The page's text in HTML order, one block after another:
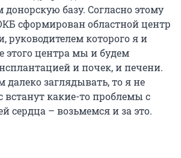
донорскую базу. Согласно этому
сформирован областной центр
руководителем которого я и
этого центра мы и будем
и почек, и печени.
далеко заглядывать, то я не
встанут какие-то проблемы с
сердца – возьмемся и за это.